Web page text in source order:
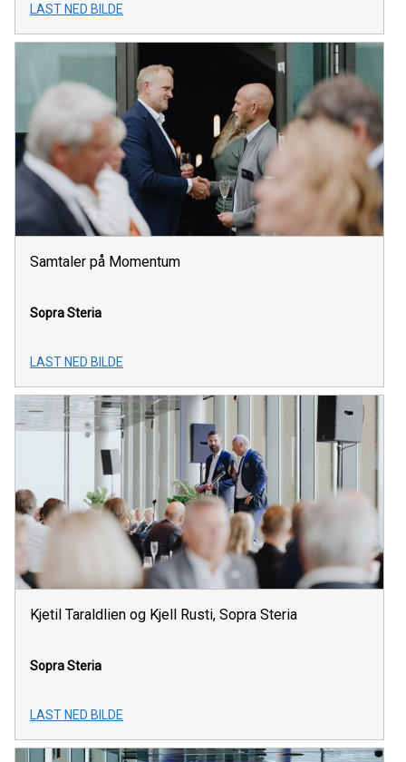
LAST NED BILDE
Samtaler på Momentum
Sopra Steria
LAST NED BILDE
Kjetil Taraldlien og Kjell Rusti, Sopra Steria
Sopra Steria
LAST NED BILDE